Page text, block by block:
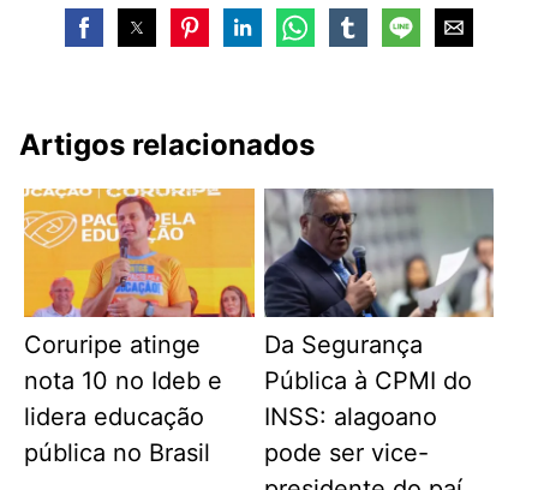
Artigos relacionados
Coruripe atinge
nota 10 no Ideb e
lidera educação
pública no Brasil
Da Segurança
Pública à CPMI do
INSS: alagoano
pode ser vice-